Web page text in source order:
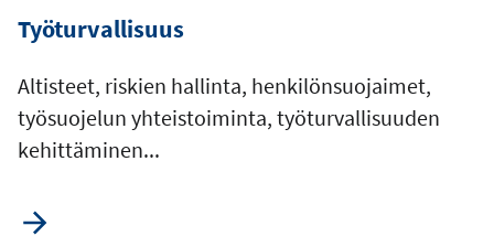
Työturvallisuus
Altisteet, riskien hallinta, henkilönsuojaimet,
työsuojelun yhteistoiminta, työturvallisuuden
kehittäminen...